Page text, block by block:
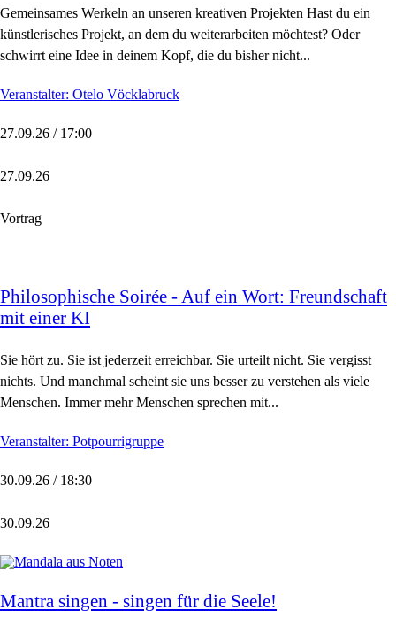
Gemeinsames Werkeln an unseren kreativen Projekten Hast du ein
künstlerisches Projekt, an dem du weiterarbeiten möchtest? Oder
schwirrt eine Idee in deinem Kopf, die du bisher nicht...
Veranstalter: Otelo Vöcklabruck
27.09.26 / 17:00
27.09.26
Vortrag
Philosophische Soirée - Auf ein Wort: Freundschaft
mit einer KI
Sie hört zu. Sie ist jederzeit erreichbar. Sie urteilt nicht. Sie vergisst
nichts. Und manchmal scheint sie uns besser zu verstehen als viele
Menschen. Immer mehr Menschen sprechen mit...
Veranstalter: Potpourrigruppe
30.09.26 / 18:30
30.09.26
Mantra singen - singen für die Seele!